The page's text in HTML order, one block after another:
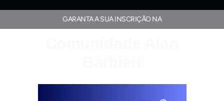
GARANTA A SUA INSCRIÇÃO NA